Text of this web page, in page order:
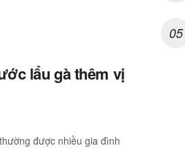
lẩu gà thêm vị
được nhiều gia đình